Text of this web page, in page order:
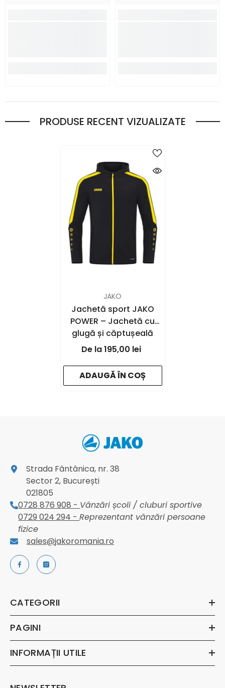
PRODUSE RECENT VIZUALIZATE
JAKO
Jachetă sport JAKO
POWER – Jachetă cu
glugă și căptușeală
fleece | JAKO Romania
195,00 lei
ADAUGĂ ÎN COȘ
Strada Fântânica, nr. 38
Sector 2, București
021805
0728 876 908 - Vânzări școli / cluburi sportive
0729 024 294 -Reprezentant vânzări persoane
fizice
sales@jakoromania.ro
CATEGORII
PAGINI
INFORMAȚII UTILE